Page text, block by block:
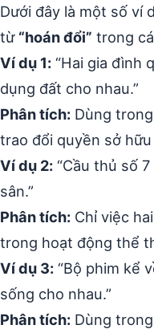
Dưới đây là một số ví
từ “hoán đổi” trong
Ví dụ 1: “Hai gia đình
dụng đất cho nhau.”
Phân tích: Dùng
trao đổi quyền sở hữu
Ví dụ 2: “Cầu thủ số
sân.”
Phân tích: Chỉ việc
trong hoạt động thể
Ví dụ 3: “Bộ phim kể
sống cho nhau.”
Phân tích: Dùng